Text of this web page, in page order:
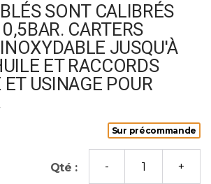
SONT CALIBRÉS
CARTERS
JUSQU'À
ET RACCORDS
USINAGE POUR
Sur précommande
Qté :